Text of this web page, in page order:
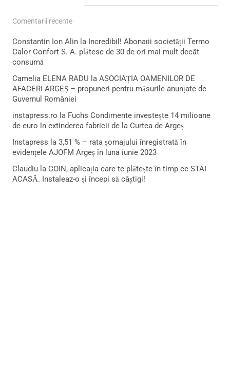
Comentarii recente
Constantin Ion Alin la Incredibil! Abonații societății Termo
Calor Confort S. A. plătesc de 30 de ori mai mult decât
consumă
Camelia ELENA RADU la ASOCIAȚIA OAMENILOR DE
AFACERI ARGEȘ – propuneri pentru măsurile anunțate de
Guvernul României
instapress.ro la Fuchs Condimente investește 14 milioane
de euro în extinderea fabricii de la Curtea de Argeș
Instapress la 3,51 % – rata șomajului înregistrată în
evidențele AJOFM Argeș în luna iunie 2023
Claudiu la COIN, aplicația care te plătește în timp ce STAI
ACASĂ. Instaleaz-o și începi să câștigi!